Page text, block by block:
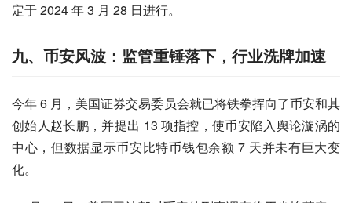
定于 2024 年 3 月 28 日进行。
九、币安风波：监管重锤落下，行业洗牌加速
今年 6 月，美国证券交易委员会就已将铁拳挥向了币安和其
创始人赵长鹏，并提出 13 项指控，使币安陷入舆论漩涡的
中心，但数据显示币安比特币钱包余额 7 天并未有巨大变
化。